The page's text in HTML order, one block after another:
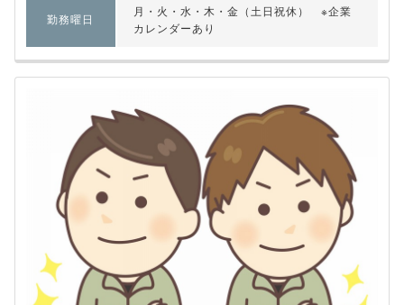
勤務曜日
月・火・水・木・金（土日祝休） ※企業
カレンダーあり